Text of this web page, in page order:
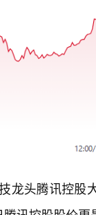
龙头腾讯控股